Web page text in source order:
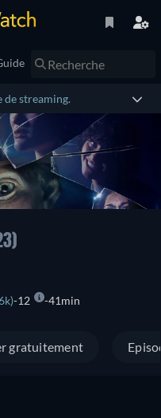
streaming.
12 41min
gratuitement